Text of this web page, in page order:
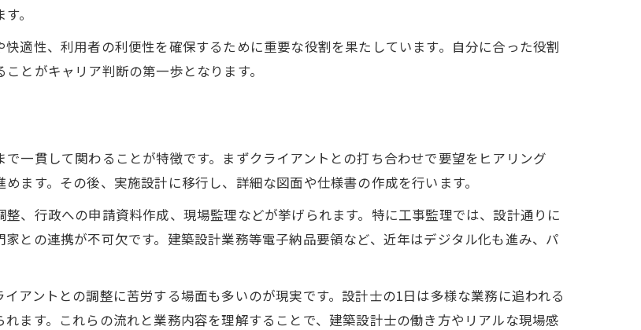
建築士とその他資格の収入比較ポイント
設計 年収水準は企業規模でどう変わるか
取得後のキャリアパスと収入の伸びしろ
設計士として市場価値を高めるコツ
市場で求められる建築設計スキルとは
築設計の経験がキャリアアップに直結する理由
と実務経験のバランスが重要な建築設計
設計の将来性と社会的ニーズの変化
の建築設計 年収のトレンドを読む
。
適性、利用者の利便性を確保するために重要な役割を果たしています。自分に合った役割
とがキャリア判断の第一歩となります。
一貫して関わることが特徴です。まずクライアントとの打ち合わせで要望をヒアリング
ます。その後、実施設計に移行し、詳細な図面や仕様書の作成を行います。
、行政への申請資料作成、現場監理などが挙げられます。特に工事監理では、設計通りに
との連携が不可欠です。建築設計業務等電子納品要領など、近年はデジタル化も進み、パ
アントとの調整に苦労する場面も多いのが現実です。設計士の1日は多様な業務に追われる
ます。これらの流れと業務内容を理解することで、建築設計士の働き方やリアルな現場感